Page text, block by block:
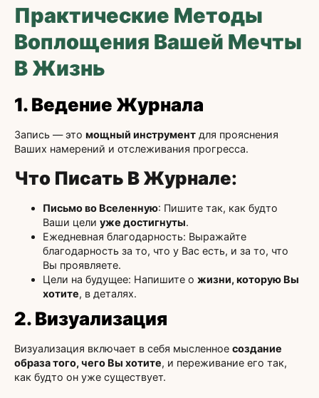
Практические Методы
Воплощения Вашей Мечты
В Жизнь
1. Ведение Журнала
Запись — это мощный инструмент для прояснения
Ваших намерений и отслеживания прогресса.
Что Писать В Журнале:
Письмо во Вселенную: Пишите так, как будто
Ваши цели уже достигнуты.
Ежедневная благодарность: Выражайте
благодарность за то, что у Вас есть, и за то, что
Вы проявляете.
Цели на будущее: Напишите о жизни, которую Вы
хотите, в деталях.
2. Визуализация
Визуализация включает в себя мысленное создание
образа того, чего Вы хотите, и переживание его так,
как будто он уже существует.